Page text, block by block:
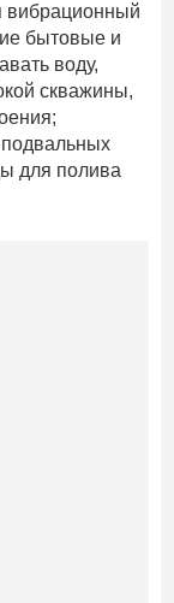
вибрационный
бытовые и
воду,
скважины,
подвальных
для полива